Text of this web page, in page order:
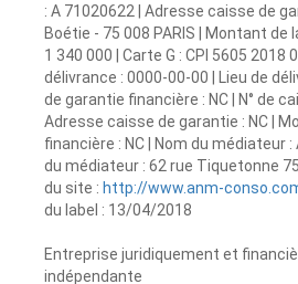
: A 71020622 | Adresse caisse de
Boétie - 75 008 PARIS | Montant de
1 340 000 | Carte G : CPI 5605 2018
délivrance : 0000-00-00 | Lieu de
de garantie financière : NC | N° de
Adresse caisse de garantie : NC |
financière : NC | Nom du médiateur
du médiateur : 62 rue Tiquetonne
du site : http://www.anm-
du label : 13/04/2018
Entreprise juridiquement et
indépendante